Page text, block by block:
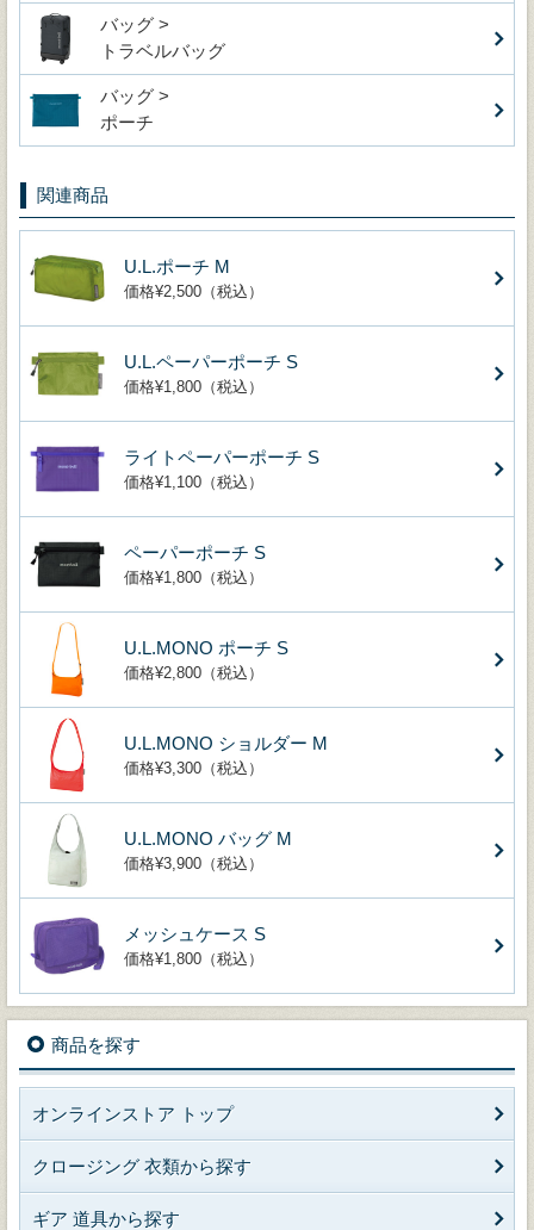
バッグ >
トラベルバッグ
バッグ >
ポーチ
関連商品
U.L.ポーチ M
価格¥2,500（税込）
U.L.ペーパーポーチ S
価格¥1,800（税込）
ライトペーパーポーチ S
価格¥1,100（税込）
ペーパーポーチ S
価格¥1,800（税込）
U.L.MONO ポーチ S
価格¥2,800（税込）
U.L.MONO ショルダー M
価格¥3,300（税込）
U.L.MONO バッグ M
価格¥3,900（税込）
メッシュケース S
価格¥1,800（税込）
商品を探す
オンラインストア トップ
クロージング 衣類から探す
ギア 道具から探す